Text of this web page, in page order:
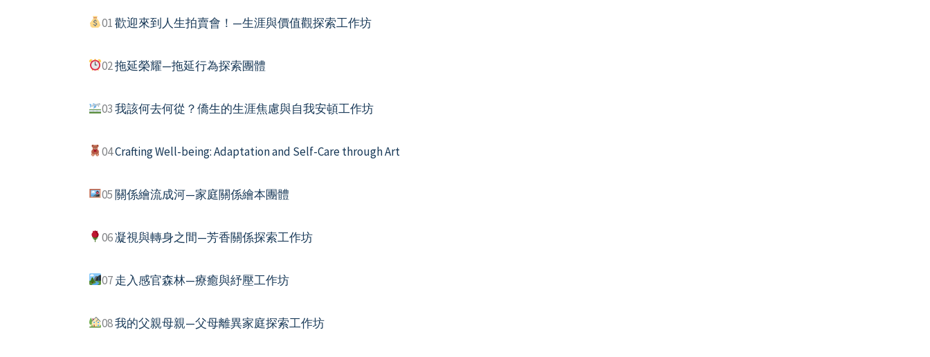
01歡迎來到人生拍賣會！—生涯與價值觀探索工作坊
02拖延榮耀—拖延行為探索團體
03我該何去何從？僑生的生涯焦慮與自我安頓工作坊
04Crafting Well-being: Adaptation and Self-Care through Art
05關係繪流成河—家庭關係繪本團體
06凝視與轉身之間—芳香關係探索工作坊
07走入感官森林—療癒與紓壓工作坊
08我的父親母親—父母離異家庭探索工作坊